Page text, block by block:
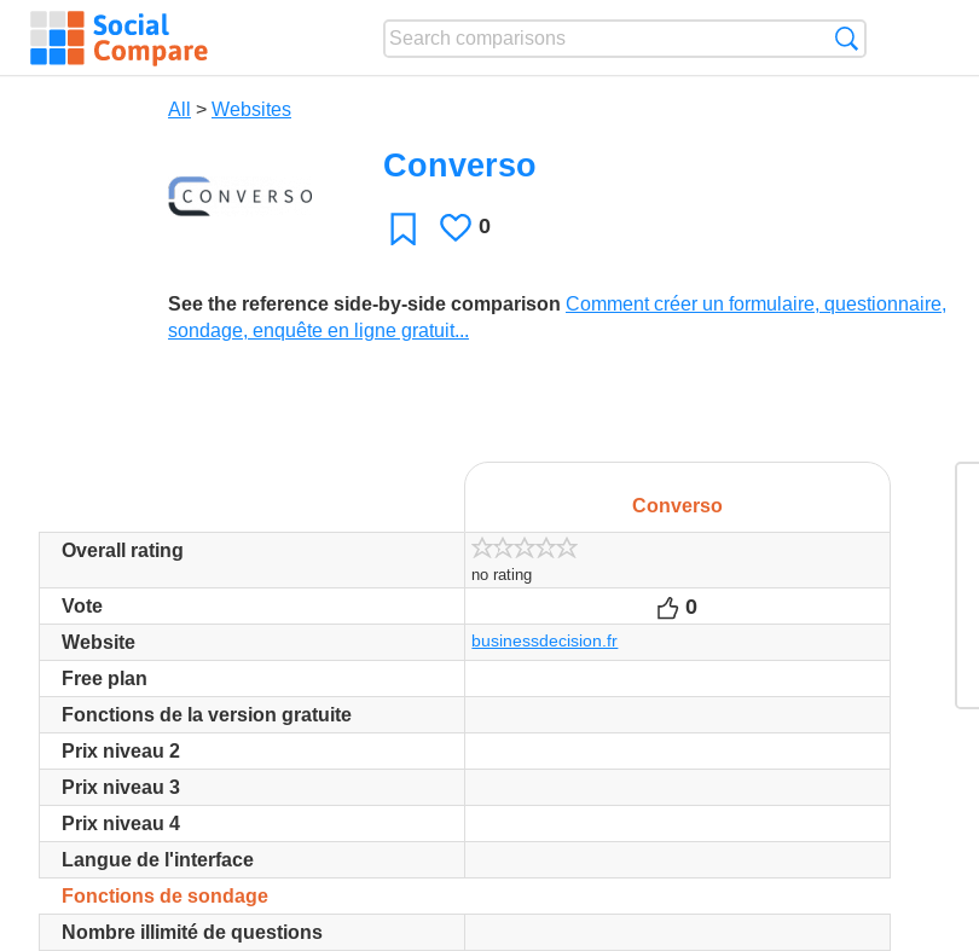
All > Websites
Converso
FavoriteLikes
0
See the reference side-by-side comparison Comment créer un formulaire, questionnaire,
sondage, enquête en ligne gratuit...
Converso
Overall rating
no rating
Vote Votes
0
Website businessdecision.fr
Free plan
Fonctions de la version gratuite
Prix niveau 2
Prix niveau 3
Prix niveau 4
Langue de l'interface
Fonctions de sondage
Nombre illimité de questions